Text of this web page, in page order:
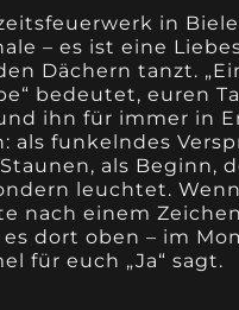
in
– es ist eine
Dächern tanzt.
bedeutet, euren
ihn für immer in
als funkelndes
als Beginn,
leuchtet.
nach einem
dort oben – im
für euch „Ja“ sagt.